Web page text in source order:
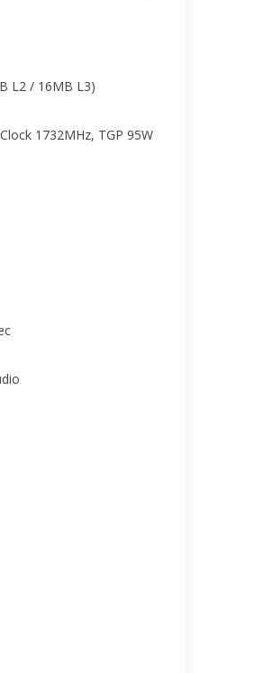
L2 / 16MB L3)
1732MHz, TGP 95W